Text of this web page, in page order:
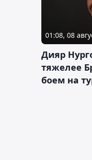
01:08, 08
Дияр
тяжелее
боем на